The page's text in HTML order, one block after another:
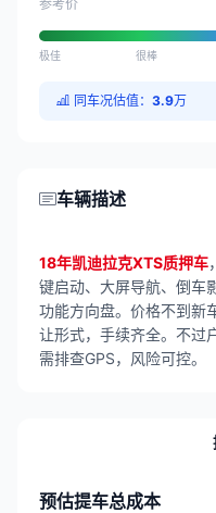
参考价
极佳 很棒
同车况估值： 3.9万
车辆描述
18年凯迪拉克XTS质押车
键启动、大屏导航、倒车
功能方向盘。价格不到新
让形式，手续齐全。不过
需排查GPS，风险可控。
预估提车总成本